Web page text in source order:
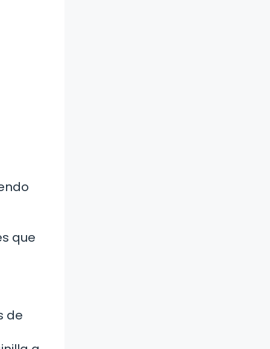
que
de